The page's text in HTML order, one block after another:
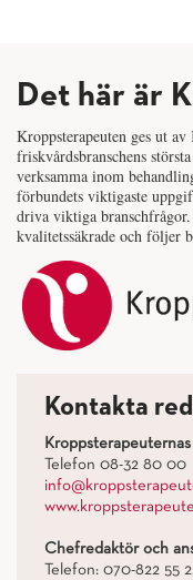
Det här är
Kroppsterapeuten ges ut
friskvårdsbranschens
verksamma inom
förbundets viktigaste
driva viktiga
kvalitetssäkrade och följer
Kontakta
Telefon 08-32 80 00
Chefredaktör och
Telefon: 070-822 55